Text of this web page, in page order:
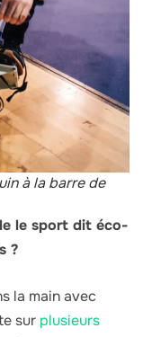
à la barre de
le sport dit éco-
?
la main avec
sur plusieurs